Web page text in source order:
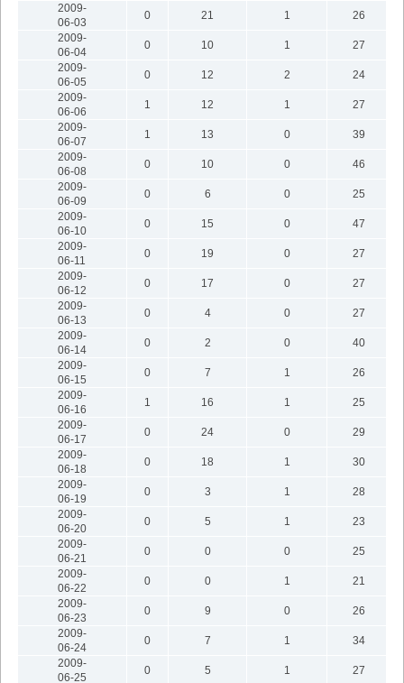
2009-
06-03
0 21 1
26
2009-
06-04
0 10 1
27
2009-
06-05
0 12 2
24
2009-
06-06
1 12 1
27
2009-
06-07
1 13 0
39
2009-
06-08
0 10 0
46
2009-
06-09
0 6 0
25
2009-
06-10
0 15 0
47
2009-
06-11
0 19 0
27
2009-
06-12
0 17 0
27
2009-
06-13
0 4 0
27
2009-
06-14
0 2 0
40
2009-
06-15
0 7 1
26
2009-
06-16
1 16 1
25
2009-
06-17
0 24 0
29
2009-
06-18
0 18 1
30
2009-
06-19
0 3 1
28
2009-
06-20
0 5 1
23
2009-
06-21
0 0 0
25
2009-
06-22
0 0 1
21
2009-
06-23
0 9 0
26
2009-
06-24
0 7 1
34
2009-
06-25
0 5 1 27